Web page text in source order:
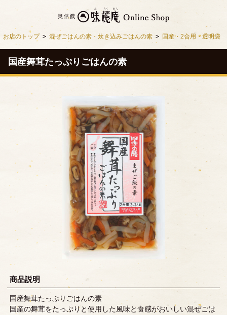
お店のトップ > 混ぜごはんの素・炊き込みごはんの素 > 国産・2合用・透明袋
国産舞茸たっぷりごはんの素
商品説明
国産舞茸たっぷりごはんの素
国産の舞茸をたっぷりと使用した風味と食感がおいしい混ぜごは